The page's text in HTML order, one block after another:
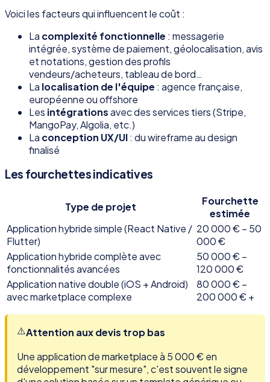
Voici les facteurs qui influencent le coût :
La complexité fonctionnelle : messagerie
intégrée, système de paiement, géolocalisation, avis
et notations, gestion des profils
vendeurs/acheteurs, tableau de bord…
La localisation de l'équipe : agence française,
européenne ou offshore
Les intégrationsavec des services tiers (Stripe,
MangoPay, Algolia, etc.)
La conception UX/UI: du wireframe au design
finalisé
Les fourchettes indicatives
Type de projet
Fourchette
estimée
Application hybride simple (React Native /
Flutter)
20 000 € – 50
000 €
Application hybride complète avec
fonctionnalités avancées
50 000 € –
120 000 €
Application native double (iOS + Android)
avec marketplace complexe
80 000 € –
200 000 € +
⚠️Attention aux devis trop bas
Une application de marketplace à 5 000 € en
développement "sur mesure", c'est souvent le signe